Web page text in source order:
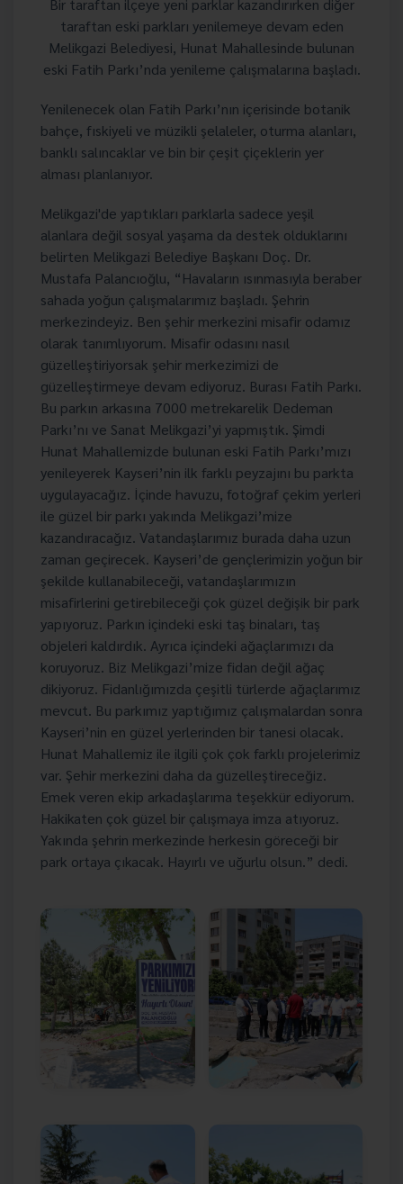
Bir taraftan ilçeye yeni parklar kazandırırken diğer
taraftan eski parkları yenilemeye devam eden
Melikgazi Belediyesi, Hunat Mahallesinde bulunan
eski Fatih Parkı’nda yenileme çalışmalarına başladı.
Yenilenecek olan Fatih Parkı’nın içerisinde botanik
bahçe, fıskiyeli ve müzikli şelaleler, oturma alanları,
banklı salıncaklar ve bin bir çeşit çiçeklerin yer
alması planlanıyor.
Melikgazi'de yaptıkları parklarla sadece yeşil
alanlara değil sosyal yaşama da destek olduklarını
belirten Melikgazi Belediye Başkanı Doç. Dr.
Mustafa Palancıoğlu, “Havaların ısınmasıyla beraber
sahada yoğun çalışmalarımız başladı. Şehrin
merkezindeyiz. Ben şehir merkezini misafir odamız
olarak tanımlıyorum. Misafir odasını nasıl
güzelleştiriyorsak şehir merkezimizi de
güzelleştirmeye devam ediyoruz. Burası Fatih Parkı.
Bu parkın arkasına 7000 metrekarelik Dedeman
Parkı’nı ve Sanat Melikgazi’yi yapmıştık. Şimdi
Hunat Mahallemizde bulunan eski Fatih Parkı’mızı
yenileyerek Kayseri’nin ilk farklı peyzajını bu parkta
uygulayacağız. İçinde havuzu, fotoğraf çekim yerleri
ile güzel bir parkı yakında Melikgazi’mize
kazandıracağız. Vatandaşlarımız burada daha uzun
zaman geçirecek. Kayseri’de gençlerimizin yoğun bir
şekilde kullanabileceği, vatandaşlarımızın
misafirlerini getirebileceği çok güzel değişik bir park
yapıyoruz. Parkın içindeki eski taş binaları, taş
objeleri kaldırdık. Ayrıca içindeki ağaçlarımızı da
koruyoruz. Biz Melikgazi’mize fidan değil ağaç
dikiyoruz. Fidanlığımızda çeşitli türlerde ağaçlarımız
mevcut. Bu parkımız yaptığımız çalışmalardan sonra
Kayseri’nin en güzel yerlerinden bir tanesi olacak.
Hunat Mahallemiz ile ilgili çok çok farklı projelerimiz
var. Şehir merkezini daha da güzelleştireceğiz.
Emek veren ekip arkadaşlarıma teşekkür ediyorum.
Hakikaten çok güzel bir çalışmaya imza atıyoruz.
Yakında şehrin merkezinde herkesin göreceği bir
park ortaya çıkacak. Hayırlı ve uğurlu olsun.” dedi.